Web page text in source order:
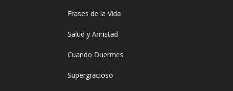
Frases de la Vida
Salud y Amistad
Cuando Duermes
Supergracioso